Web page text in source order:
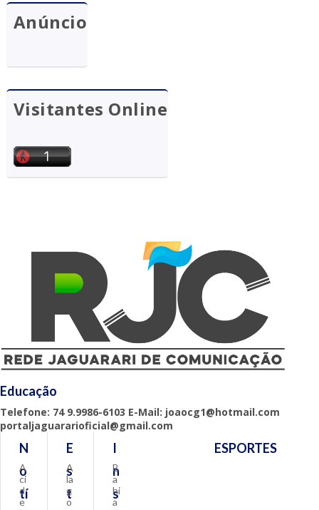
Anúncio
Visitantes Online
Educação
Telefone: 74 9.9986-6103 E-Mail: joaocg1@hotmail.com
portaljaguararioficial@gmail.com
N
o
tí
A
ci
d
e
E
s
t
A
la
g
o
I
n
s
B
a
hi
a
ESPORTES